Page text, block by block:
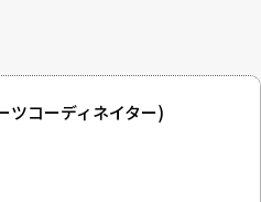
ツコーディネイター)